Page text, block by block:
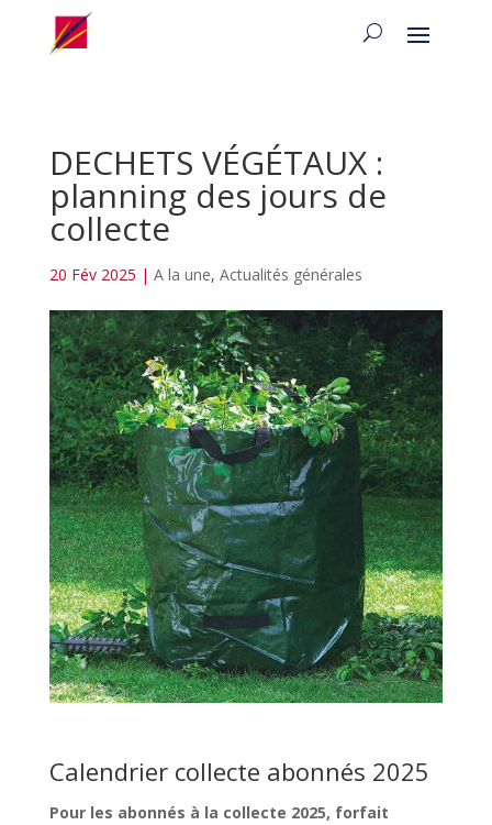
DECHETS VÉGÉTAUX :
planning des jours de
collecte
20 Fév 2025 | A la une, Actualités générales
Calendrier collecte abonnés 2025
Pour les abonnés à la collecte 2025, forfait